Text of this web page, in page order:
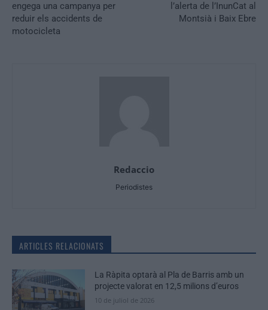
engega una campanya per
reduir els accidents de
motocicleta
l’alerta de l’InunCat al
Montsià i Baix Ebre
Redaccio
Periodistes
ARTICLES RELACIONATS
La Ràpita optarà al Pla de Barris amb un
projecte valorat en 12,5 milions d’euros
10 de juliol de 2026